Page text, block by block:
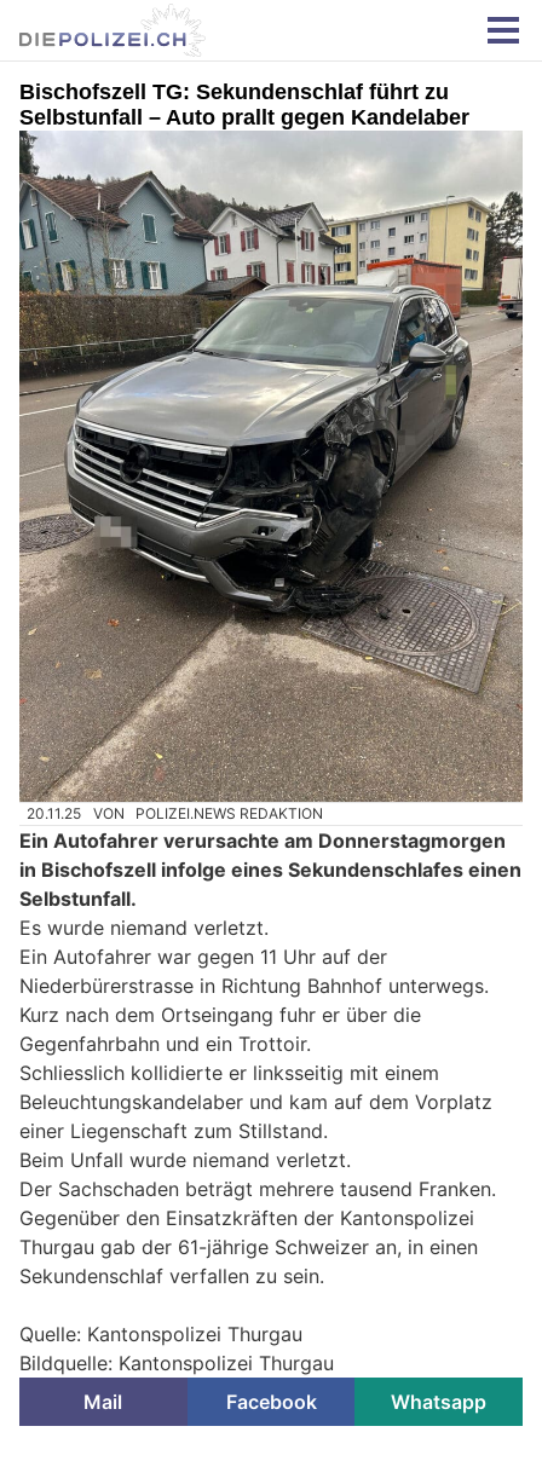
Bischofszell TG: Sekundenschlaf führt zu
Selbstunfall – Auto prallt gegen Kandelaber
20.11.25 VON POLIZEI.NEWS REDAKTION
Ein Autofahrer verursachte am Donnerstagmorgen
in Bischofszell infolge eines Sekundenschlafes einen
Selbstunfall.
Es wurde niemand verletzt.
Ein Autofahrer war gegen 11 Uhr auf der
Niederbürerstrasse in Richtung Bahnhof unterwegs.
Kurz nach dem Ortseingang fuhr er über die
Gegenfahrbahn und ein Trottoir.
Schliesslich kollidierte er linksseitig mit einem
Beleuchtungskandelaber und kam auf dem Vorplatz
einer Liegenschaft zum Stillstand.
Beim Unfall wurde niemand verletzt.
Der Sachschaden beträgt mehrere tausend Franken.
Gegenüber den Einsatzkräften der Kantonspolizei
Thurgau gab der 61-jährige Schweizer an, in einen
Sekundenschlaf verfallen zu sein.
Quelle: Kantonspolizei Thurgau
Bildquelle: Kantonspolizei Thurgau
Mail
Facebook Whatsapp